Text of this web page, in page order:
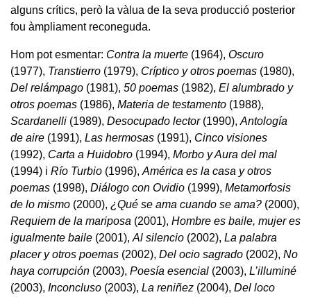
alguns crítics, però la vàlua de la seva producció posterior
fou àmpliament reconeguda.
Hom pot esmentar: Contra la muerte (1964), Oscuro
(1977), Transtierro (1979), Críptico y otros poemas (1980),
Del relámpago (1981), 50 poemas (1982), El alumbrado y
otros poemas (1986), Materia de testamento (1988),
Scardanelli (1989), Desocupado lector(1990), Antología
de aire (1991), Las hermosas (1991), Cinco visiones
(1992), Carta a Huidobro (1994), Morbo y Aura del mal
(1994) i Río Turbio (1996), América es la casa y otros
poemas (1998), Diálogo con Ovidio (1999), Metamorfosis
de lo mismo (2000), ¿Qué se ama cuando se ama? (2000),
Requiem de la mariposa (2001), Hombre es baile, mujer es
igualmente baile (2001), Al silencio (2002), La palabra
placer y otros poemas (2002), Del ocio sagrado (2002), No
haya corrupción (2003), Poesía esencial (2003), L’illuminé
(2003), Inconcluso (2003), La reniñez (2004), Del loco